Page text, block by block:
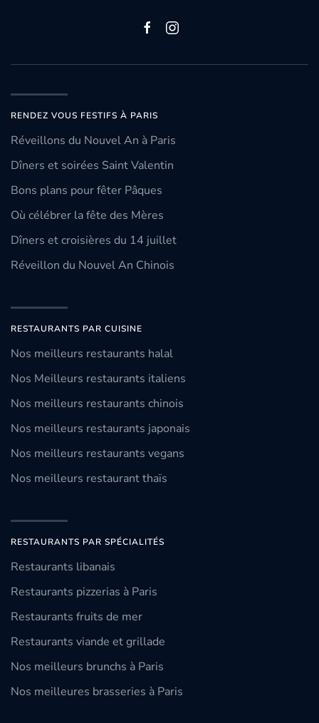
RENDEZ VOUS FESTIFS À PARIS
Réveillons du Nouvel An à Paris
Dîners et soirées Saint Valentin
Bons plans pour fêter Pâques
Où célébrer la fête des Mères
Dîners et croisières du 14 juillet
Réveillon du Nouvel An Chinois
RESTAURANTS PAR CUISINE
Nos meilleurs restaurants halal
Nos Meilleurs restaurants italiens
Nos meilleurs restaurants chinois
Nos meilleurs restaurants japonais
Nos meilleurs restaurants vegans
Nos meilleurs restaurant thaïs
RESTAURANTS PAR SPÉCIALITÉS
Restaurants libanais
Restaurants pizzerias à Paris
Restaurants fruits de mer
Restaurants viande et grillade
Nos meilleurs brunchs à Paris
Nos meilleures brasseries à Paris